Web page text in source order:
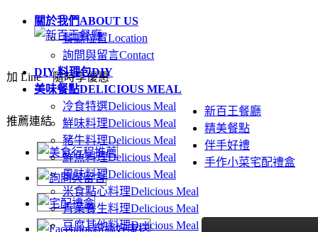
關於我們ABOUT US
餐廳位置Location
詢問與留言Contact
DIY 料理包DIY
美味餐點DELICIOUS MEAL
冷食特選Delicious Meal
鮮味料理Delicious Meal
豬牛料理Delicious Meal
鮮魚料理Delicious Meal
風味料理Delicious Meal
米食點心料理Delicious Meal
青菜養生料理Delicious Meal
豆腐其他料理Delicious Meal
加 Line．隨時享優惠
推薦連結
新百王餐廳
精美餐點
伴手好禮
手作小菜宅配禮盒